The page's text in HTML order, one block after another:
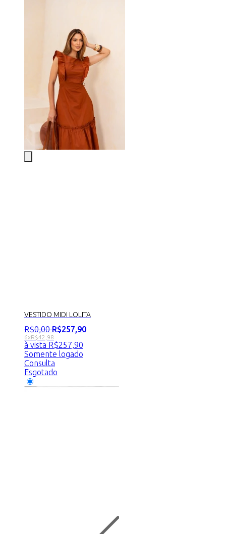
VESTIDO MIDI LOLITA
R$0,00 R$257 90
6xR$42,98
à vista R$257,90
Somente logado
Consulta
Esgotado